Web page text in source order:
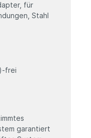
für
Stahl
frei
garantiert